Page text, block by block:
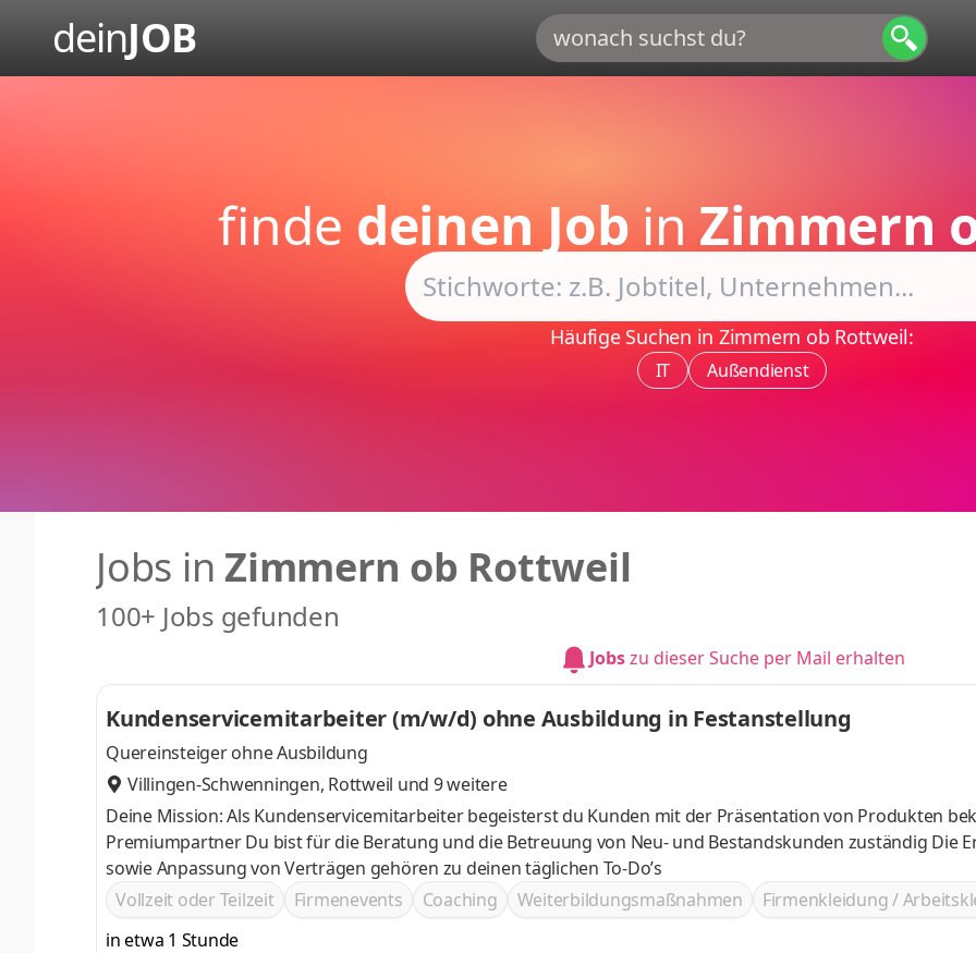
deinJOB
finde deinen JobinZimmern
Häufige Suchen in Zimmern ob Rottweil:
IT Außendienst
Jobs in Zimmern ob Rottweil
100+ Jobs gefunden
Jobszu dieser Suche per Mail erhalten
Kundenservicemitarbeiter (m/w/d) ohne Ausbildung in Festanstellung
Quereinsteiger ohne Ausbildung
Villingen-Schwenningen, Rottweil und 9 weitere
Deine Mission: Als Kundenservicemitarbeiter begeisterst du Kunden mit der Präsentation von Produkten
Premiumpartner Du bist für die Beratung und die Betreuung von Neu- und Bestandskunden zuständig Die Erstellung
sowie Anpassung von Verträgen gehören zu deinen täglichen To-Do’s
Vollzeit oder Teilzeit
Firmenevents Coaching Weiterbildungsmaßnahmen Firmenkleidung /
in etwa 1 Stunde